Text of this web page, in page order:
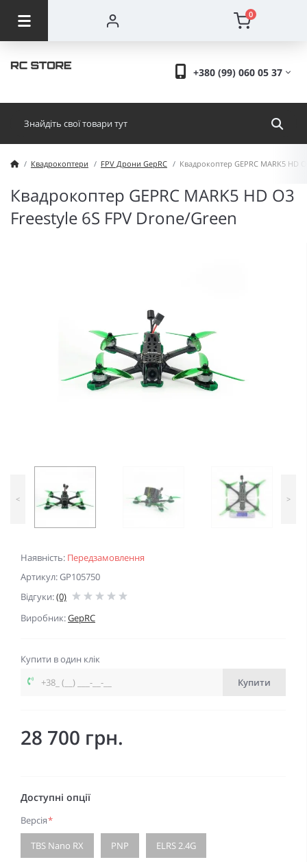
0
+380 (99) 060 05 37
Квадрокоптери FPV Дрони GepRC Квадрокоптер GEPRC MARK5 HD
Квадрокоптер GEPRC MARK5 HD O3
Freestyle 6S FPV Drone/Green
Наявність: Передзамовлення
Артикул: GP105750
Відгуки:(0)
Виробник:GepRC
< >
Купити в один клік
Купити
28 700 грн.
Доступні опції
Версія*
TBS Nano RX PNP ELRS 2.4G